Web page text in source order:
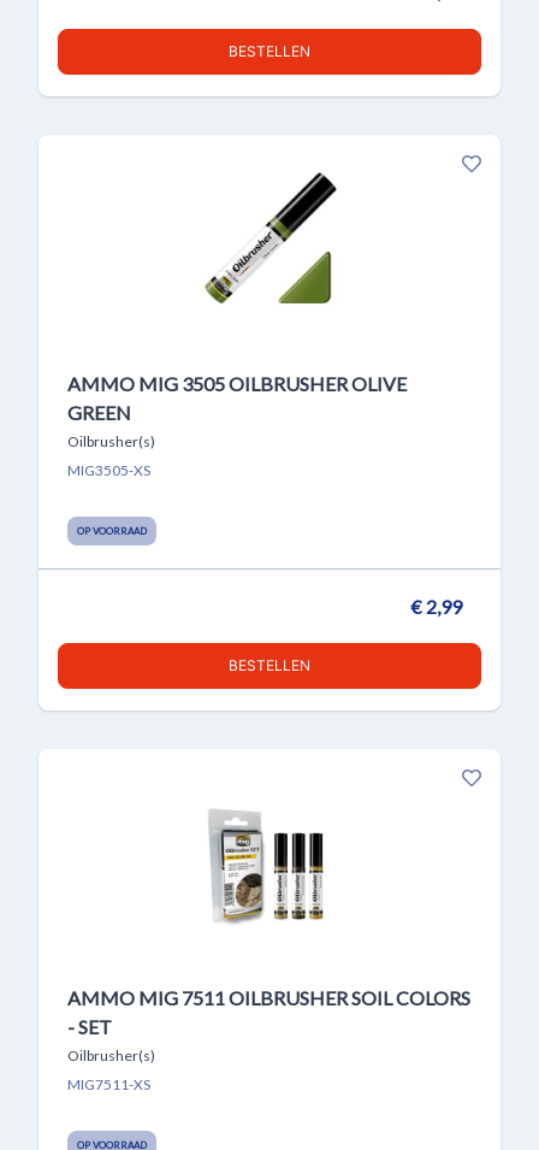
BESTELLEN
AMMO MIG 3505 OILBRUSHER OLIVE
GREEN
Oilbrusher(s)
MIG3505-XS
OP VOORRAAD
€ 2,99
BESTELLEN
AMMO MIG 7511 OILBRUSHER SOIL COLORS
- SET
Oilbrusher(s)
MIG7511-XS
OP VOORRAAD